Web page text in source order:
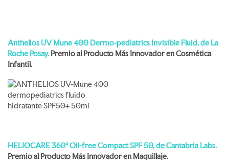
Anthelios UV Mune 400 Dermo-pediatrics Invisible Fluid, de La
Roche Posay. Premio al Producto Más Innovador en Cosmética
Infantil.
HELIOCARE 360º Oil-free Compact SPF 50, de Cantabria Labs.
Premio al Producto Más Innovador en Maquillaje.